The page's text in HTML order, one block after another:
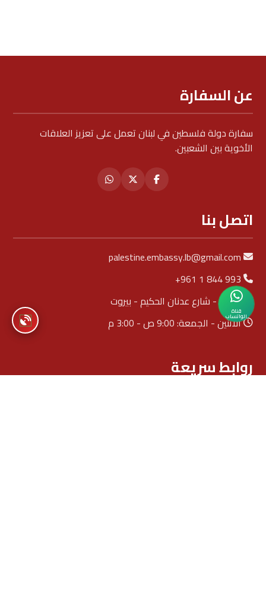
قناة
الواتساب
عن السفارة
سفارة دولة فلسطين في لبنان تعمل على تعزيز العلاقات
الأخوية بين الشعبين.
اتصل بنا
palestine.embassy.lb@gmail.com
+961 1 844 993
الجَناح - شارع عدنان الحكيم - بيروت
الاثنين - الجمعة: 9:00 ص - 3:00 م
روابط سريعة